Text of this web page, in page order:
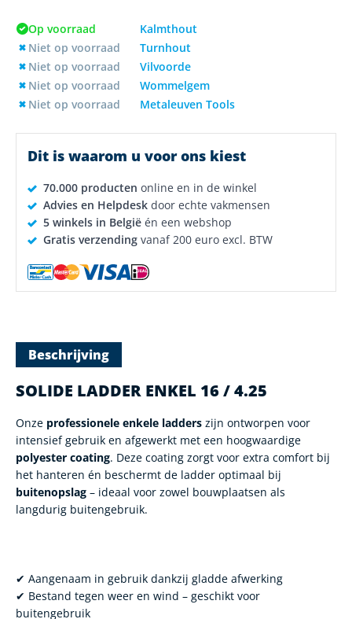
Op voorraad
Kalmthout
Niet op voorraad
Turnhout
Niet op voorraad
Vilvoorde
Niet op voorraad
Wommelgem
Niet op voorraad
Metaleuven Tools
Dit is waarom u voor ons kiest
70.000 producten online en in de winkel
Advies en Helpdesk door echte vakmensen
5 winkels in België én een webshop
Gratis verzending vanaf 200 euro excl. BTW
Beschrijving
SOLIDE LADDER ENKEL 16 / 4.25
Onze professionele enkele ladders zijn ontworpen voor
intensief gebruik en afgewerkt met een hoogwaardige
polyester coating. Deze coating zorgt voor extra comfort bij
het hanteren én beschermt de ladder optimaal bij
buitenopslag – ideaal voor zowel bouwplaatsen als
langdurig buitengebruik.
✔ Aangenaam in gebruik dankzij gladde afwerking
✔ Bestand tegen weer en wind – geschikt voor
buitengebruik